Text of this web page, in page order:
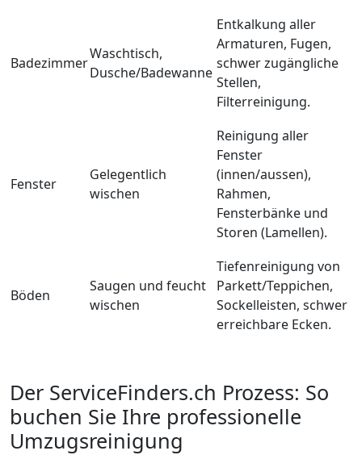
Badezimmer
Waschtisch,
Dusche/Badewanne
Entkalkung aller
Armaturen, Fugen,
schwer zugängliche
Stellen,
Filterreinigung.
Fenster
Gelegentlich
wischen
Reinigung aller
Fenster
(innen/aussen),
Rahmen,
Fensterbänke und
Storen (Lamellen).
Böden
Saugen und feucht
wischen
Tiefenreinigung von
Parkett/Teppichen,
Sockelleisten, schwer
erreichbare Ecken.
Der ServiceFinders.ch Prozess: So
buchen Sie Ihre professionelle
Umzugsreinigung